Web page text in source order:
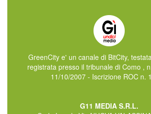
GreenCity e' un canale di BitCity,
registrata presso il tribunale di Como ,
11/10/2007 - Iscrizione ROC n.
G11 MEDIA S.R.L.